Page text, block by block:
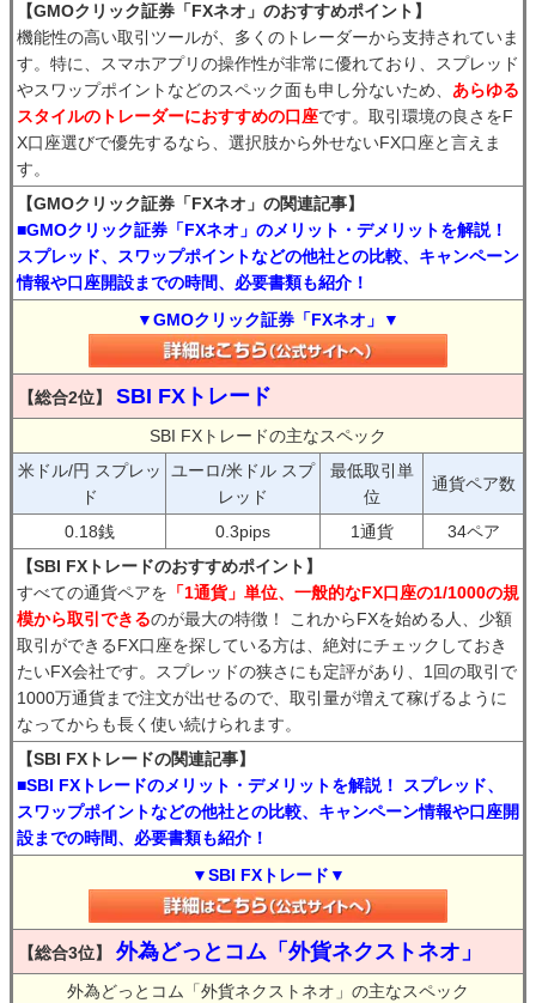
【GMOクリック証券「FXネオ」のおすすめポイント】
機能性の高い取引ツールが、多くのトレーダーから支持されていま
す。特に、スマホアプリの操作性が非常に優れており、スプレッド
やスワップポイントなどのスペック面も申し分ないため、 あらゆる
スタイルのトレーダーにおすすめの口座です。取引環境の良さをF
X口座選びで優先するなら、選択肢から外せないFX口座と言えま
す。
【GMOクリック証券「FXネオ」の関連記事】
■GMOクリック証券「FXネオ」のメリット・デメリットを解説！
スプレッド、スワップポイントなどの他社との比較、キャンペーン
情報や口座開設までの時間、必要書類も紹介！
▼GMOクリック証券「FXネオ」▼
【総合2位】 SBI FXトレード
SBI FXトレードの主なスペック
米ドル/円 スプレッ
ド
ユーロ/米ドル スプ
レッド
最低取引単
位
通貨ペア数
0.18銭 0.3pips 1通貨
34ペア
【SBI FXトレードのおすすめポイント】
すべての通貨ペアを 「1通貨」単位、一般的なFX口座の1/1000の規
模から取引できるのが最大の特徴！ これからFXを始める人、少額
取引ができるFX口座を探している方は、絶対にチェックしておき
たいFX会社です。スプレッドの狭さにも定評があり、1回の取引で
1000万通貨まで注文が出せるので、取引量が増えて稼げるように
なってからも長く使い続けられます。
【SBI FXトレードの関連記事】
■SBI FXトレードのメリット・デメリットを解説！ スプレッド、
スワップポイントなどの他社との比較、キャンペーン情報や口座開
設までの時間、必要書類も紹介！
▼SBI FXトレード▼
【総合3位】 外為どっとコム「外貨ネクストネオ」
外為どっとコム「外貨ネクストネオ」の主なスペック